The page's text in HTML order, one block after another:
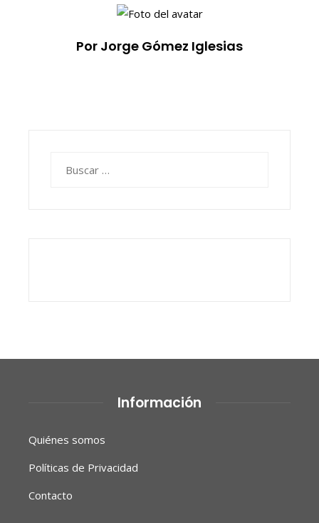
Por Jorge Gómez Iglesias
Información
Quiénes somos
Políticas de Privacidad
Contacto